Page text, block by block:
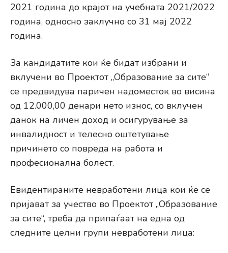
2021 година до крајот на учебната 2021/2022
година, односно заклучно со 31 мај 2022
година.
За кандидатите кои ќе бидат избрани и
вклучени во Проектот „Образование за сите“
се предвидува паричен надоместок во висина
од 12.000,00 денари нето износ, со вклучен
данок на личен доход и осигурување за
инвалидност и телесно оштетување
причинето со повреда на работа и
професионална болест.
Евидентираните невработени лица кои ќе се
пријават за учество во Проектот „Образование
за сите“, треба да припаѓаат на една од
следните целни групи невработени лица: